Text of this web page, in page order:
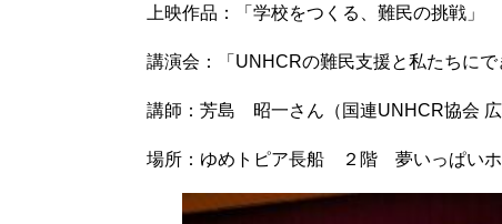
上映作品：「学校をつくる、難民の挑戦」
講演会：「UNHCRの難民支援と私たちにで
講師：芳島 昭一さん（国連UNHCR協会 広
場所：ゆめトピア長船 ２階 夢いっぱい